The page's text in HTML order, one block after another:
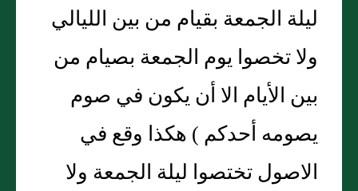
ليلة الجمعة بقيام من بين الليالي
ولا تخصوا يوم الجمعة بصيام من
بين الأيام الا أن يكون في صوم
يصومه أحدكم ) هكذا وقع في
الاصول تختصوا ليلة الجمعة ولا